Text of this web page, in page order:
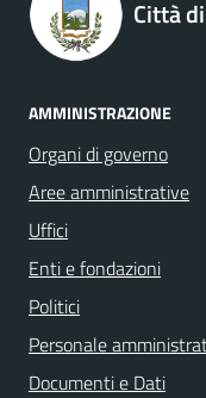
Città
AMMINISTRAZIONE
Organi di governo
Aree amministrative
Uffici
Enti e fondazioni
Politici
Personale
Documenti e Dati